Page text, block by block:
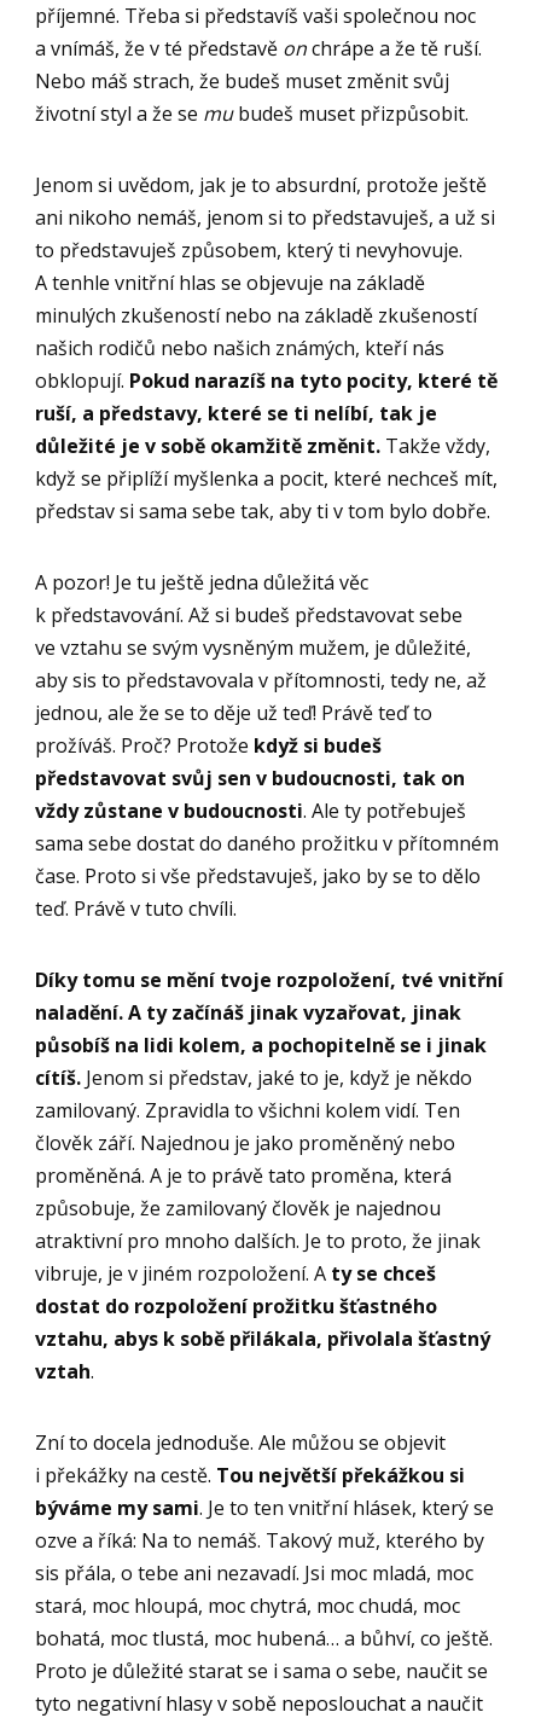
příjemné. Třeba si představíš vaši společnou noc
a vnímáš, že v té představě onchrápe a že tě ruší.
Nebo máš strach, že budeš muset změnit svůj
životní styl a že se mubudeš muset přizpůsobit.
Jenom si uvědom, jak je to absurdní, protože ještě
ani nikoho nemáš, jenom si to představuješ, a už si
to představuješ způsobem, který ti nevyhovuje.
A tenhle vnitřní hlas se objevuje na základě
minulých zkušeností nebo na základě zkušeností
našich rodičů nebo našich známých, kteří nás
obklopují. Pokud narazíš na tyto pocity, které tě
ruší, a představy, které se ti nelíbí, tak je
důležité je v sobě okamžitě změnit. Takže vždy,
když se připlíží myšlenka a pocit, které nechceš mít,
představ si sama sebe tak, aby ti v tom bylo dobře.
A pozor! Je tu ještě jedna důležitá věc
k představování. Až si budeš představovat sebe
ve vztahu se svým vysněným mužem, je důležité,
aby sis to představovala v přítomnosti, tedy ne, až
jednou, ale že se to děje už teď! Právě teď to
prožíváš. Proč? Protože když si budeš
představovat svůj sen v budoucnosti, tak on
vždy zůstane v budoucnosti. Ale ty potřebuješ
sama sebe dostat do daného prožitku v přítomném
čase. Proto si vše představuješ, jako by se to dělo
teď. Právě v tuto chvíli.
Díky tomu se mění tvoje rozpoložení, tvé vnitřní
naladění. A ty začínáš jinak vyzařovat, jinak
působíš na lidi kolem, a pochopitelně se i jinak
cítíš. Jenom si představ, jaké to je, když je někdo
zamilovaný. Zpravidla to všichni kolem vidí. Ten
člověk září. Najednou je jako proměněný nebo
proměněná. A je to právě tato proměna, která
způsobuje, že zamilovaný člověk je najednou
atraktivní pro mnoho dalších. Je to proto, že jinak
vibruje, je v jiném rozpoložení. A ty se chceš
dostat do rozpoložení prožitku šťastného
vztahu, abys k sobě přilákala, přivolala šťastný
vztah.
Zní to docela jednoduše. Ale můžou se objevit
i překážky na cestě. Tou největší překážkou si
býváme my sami. Je to ten vnitřní hlásek, který se
ozve a říká: Na to nemáš. Takový muž, kterého by
sis přála, o tebe ani nezavadí. Jsi moc mladá, moc
stará, moc hloupá, moc chytrá, moc chudá, moc
bohatá, moc tlustá, moc hubená… a bůhví, co ještě.
Proto je důležité starat se i sama o sebe, naučit se
tyto negativní hlasy v sobě neposlouchat a naučit